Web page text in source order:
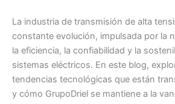
La industria de transmisión de alta
constante evolución, impulsada por la
la eficiencia, la confiabilidad y la
sistemas eléctricos. En este blog,
tendencias tecnológicas que están
y cómo GrupoDriel se mantiene a la